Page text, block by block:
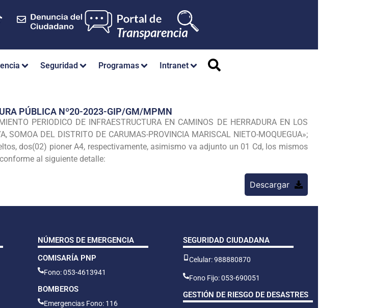
Seguridad Programas Intranet
PÚBLICA Nº20-2023-GIP/GM/MPMN
PERIODICO DE INFRAESTRUCTURA EN CAMINOS DE HERRADURA EN LOS
SOMOA DEL DISTRITO DE CARUMAS-PROVINCIA MARISCAL NIETO-MOQUEGUA»;
dos(02) pioner A4, respectivamente, asimismo va adjunto un 01 Cd, los mismos
al siguiente detalle:
Descargar
NÚMEROS DE EMERGENCIA
COMISARÍA PNP
Fono: 053-4613941
BOMBEROS
Emergencias Fono: 116
SEGURIDAD CIUDADANA
Celular: 988880870
Fono Fijo: 053-690051
GESTIÓN DE RIESGO DE DESASTRES